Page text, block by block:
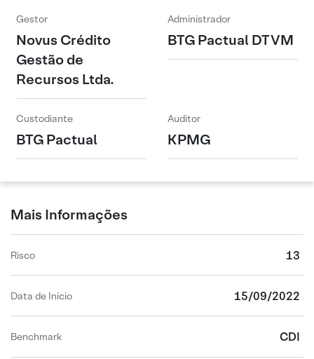
Gestor
Novus Crédito
Gestão de
Recursos Ltda.
Administrador
BTG Pactual DTVM
Custodiante
BTG Pactual
Auditor
KPMG
Mais Informações
Risco 13
Data de Início 15/09/2022
Benchmark CDI